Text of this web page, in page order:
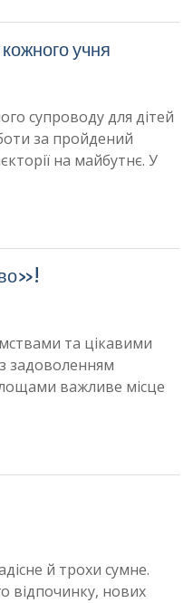
учня
супроводу для дітей
за пройдений
на майбутнє. У
та цікавими
задоволенням
важливе місце
й трохи сумне.
відпочинку, нових